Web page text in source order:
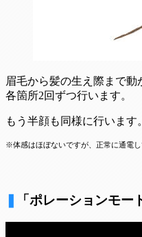
眉毛から髪の生え際まで動
各箇所2回ずつ行います。
もう半顔も同様に行います。
※体感はほぼないですが、正常に通電
「ポレーションモー